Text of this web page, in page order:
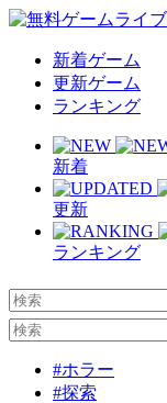
新着ゲーム
更新ゲーム
ランキング
新着
更新
ランキング
#ホラー
#探索